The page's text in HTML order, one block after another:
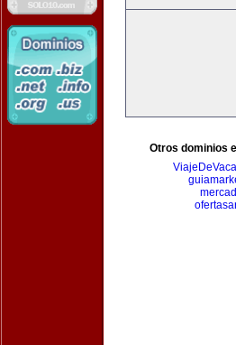
Otros dominios